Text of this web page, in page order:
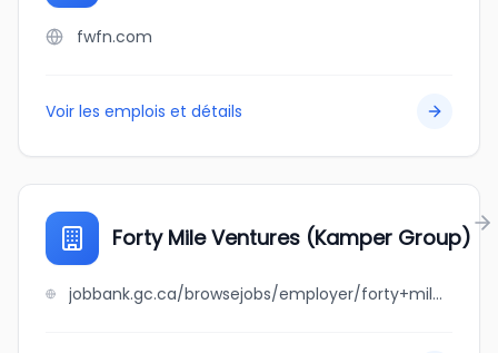
fwfn.com
Voir les emplois et détails
Forty Mile Ventures (Kamper Group)
jobbank.gc.ca/browsejobs/employer/forty+mile+ventures+%28kamper+group%29/ca